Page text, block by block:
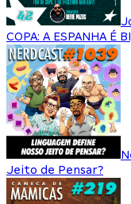
COPA: A ESPANHA É
Jeito de Pensar?